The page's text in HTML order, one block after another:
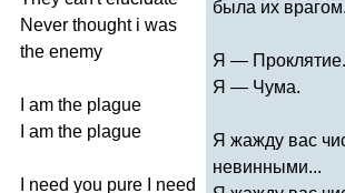
Never thought i was
the enemy
am the plague
am the plague
need you pure
need
была их врагом.
Я — Проклятие.
Я — Чума.
Я жажду вас
невинными...